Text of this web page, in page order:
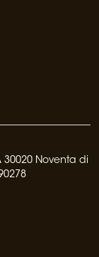
Noventa di